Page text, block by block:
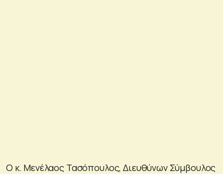
Ο κ. Μενέλαος Τασόπουλος, Διευθύνων Σύμβουλος